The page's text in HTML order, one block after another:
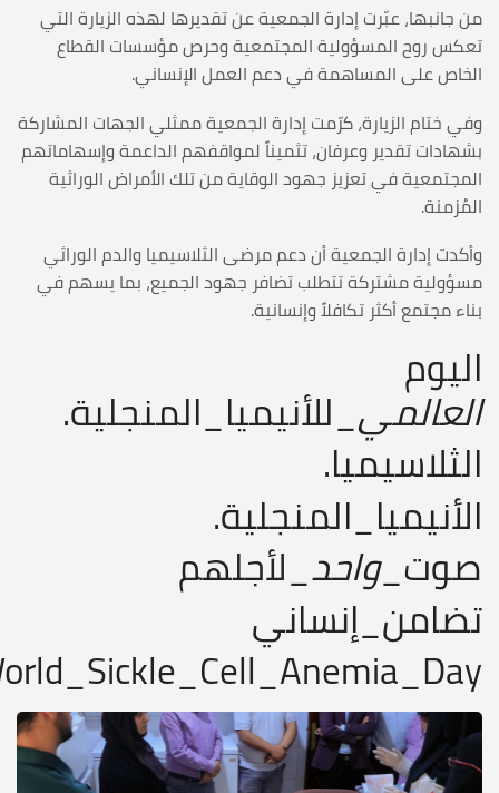
من جانبها، عبّرت إدارة الجمعية عن تقديرها لهذه الزيارة التي
تعكس روح المسؤولية المجتمعية وحرص مؤسسات القطاع
الخاص على المساهمة في دعم العمل الإنساني.
وفي ختام الزيارة، كرّمت إدارة الجمعية ممثلي الجهات المشاركة
بشهادات تقدير وعرفان، تثميناً لمواقفهم الداعمة وإسهاماتهم
المجتمعية في تعزيز جهود الوقاية من تلك الأمراض الوراثية
المُزمنة.
وأكدت إدارة الجمعية أن دعم مرضى الثلاسيميا والدم الوراثي
مسؤولية مشتركة تتطلب تضافر جهود الجميع، بما يسهم في
بناء مجتمع أكثر تكافلاً وإنسانية.
اليوم
العالمي_للأنيميا_المنجلية.
الثلاسيميا.
الأنيميا_المنجلية.
صوت_واحد_لأجلهم
تضامن_إنساني